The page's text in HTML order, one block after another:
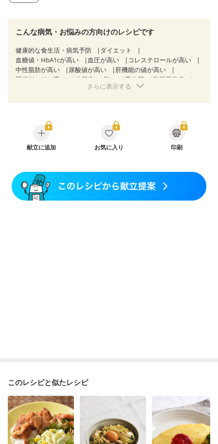
こんな病気・お悩みの方向けのレシピです
健康的な食生活・病気予防
ダイエット
血糖値・HbA1cが高い
血圧が高い
コレステロールが高い
中性脂肪が高い
尿酸値が高い
肝機能の値が高い
腎機能の値が高い
糖尿病（2型） 高血圧
脂質異常症
狭心症 心筋梗塞
潰瘍性大腸炎（寛解期）
クローン病（寛解期）
過敏性腸症候群（IBS）
糖尿病性腎症（第１期）
糖尿病性腎症（第２期）
糖尿病性腎症（第３期）
乳がん（抗がん剤治療中）
乳がん（放射線治療中）
乳がん治療を終えた方・経過観察中の方など
さらに表示する
献立に追加 お気に入り 印刷
このレシピと似たレシピ